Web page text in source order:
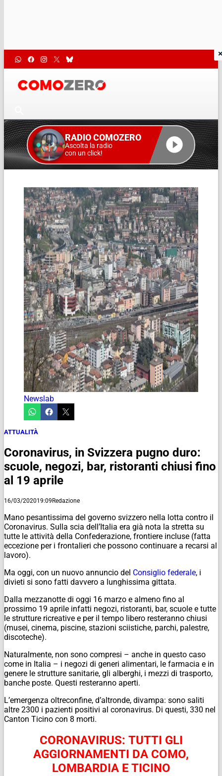
RADIO COMOZERO
Ascolta la radio
con un click!
Newslab
ATTUALITÀ
Coronavirus, in Svizzera pugno duro:
scuole, negozi, bar, ristoranti chiusi fino
al 19 aprile
16/03/202019:09Redazione
Mano pesantissima del governo svizzero nella lotta contro il
Coronavirus. Sulla scia dell’Italia era già nota la stretta su
tutte le attività della Confederazione, frontiere incluse (fatta
eccezione per i frontalieri che possono continuare a recarsi al
lavoro).
Ma oggi, con un nuovo annuncio del Consiglio federale, i
divieti si sono fatti davvero a lunghissima gittata.
Dalla mezzanotte di oggi 16 marzo e almeno fino al
prossimo 19 aprile infatti negozi, ristoranti, bar, scuole e tutte
le strutture ricreative e per il tempo libero resteranno chiusi
(musei, cinema, piscine, stazioni sciistiche, parchi, palestre,
discoteche).
Naturalmente, non sono compresi – anche in questo caso
come in Italia – i negozi di generi alimentari, le farmacia e in
genere le strutture sanitarie, gli alberghi, i mezzi di trasporto,
banche poste. Questi resteranno aperti.
L’emergenza oltreconfine, d’altronde, divampa: sono saliti
altre 2300 i pazienti positivi al coronavirus. Di questi, 330 nel
Canton Ticino con 8 morti.
CORONAVIRUS: TUTTI GLI
AGGIORNAMENTI DA COMO,
LOMBARDIA E TICINO